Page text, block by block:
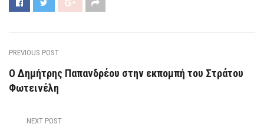
PREVIOUS POST
Ο Δημήτρης Παπανδρέου στην εκπομπή του Στράτου
Φωτεινέλη
NEXT POST